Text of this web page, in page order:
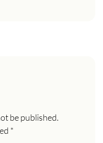
be published.
*